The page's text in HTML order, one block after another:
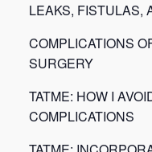
LEAKS, FISTULAS,
COMPLICATIONS
SURGERY
TATME: HOW I
COMPLICATIONS